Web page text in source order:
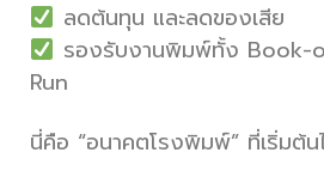
ลดต้นทุน และลดของเสีย
รองรับงานพิมพ์ทั้ง Book-
Run
นี่คือ “อนาคตโรงพิมพ์” ที่เริ่มต้